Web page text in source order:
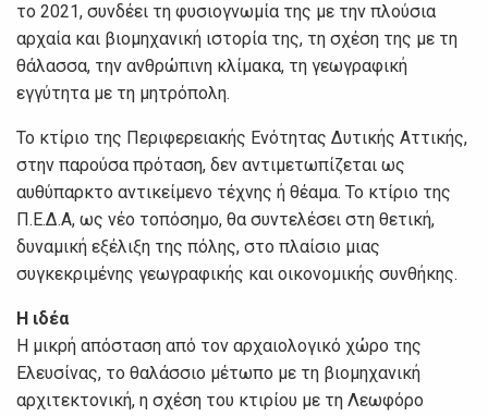
το 2021, συνδέει τη φυσιογνωμία της με την πλούσια
αρχαία και βιομηχανική ιστορία της, τη σχέση της με τη
θάλασσα, την ανθρώπινη κλίμακα, τη γεωγραφική
εγγύτητα με τη μητρόπολη.
Το κτίριο της Περιφερειακής Ενότητας Δυτικής Αττικής,
στην παρούσα πρόταση, δεν αντιμετωπίζεται ως
αυθύπαρκτο αντικείμενο τέχνης ή θέαμα. Το κτίριο της
Π.Ε.Δ.Α, ως νέο τοπόσημο, θα συντελέσει στη θετική,
δυναμική εξέλιξη της πόλης, στο πλαίσιο μιας
συγκεκριμένης γεωγραφικής και οικονομικής συνθήκης.
Η ιδέα
Η μικρή απόσταση από τον αρχαιολογικό χώρο της
Ελευσίνας, το θαλάσσιο μέτωπο με τη βιομηχανική
αρχιτεκτονική, η σχέση του κτιρίου με τη Λεωφόρο